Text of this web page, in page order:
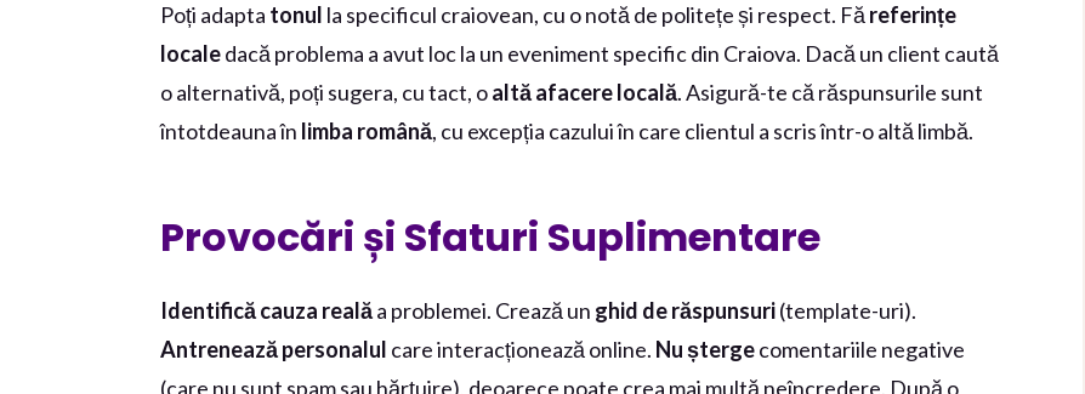
Poți adapta tonul la specificul craiovean, cu o notă de politețe și respect. Făreferințe
localedacă problema a avut loc la un eveniment specific din Craiova. Dacă un client caută
o alternativă, poți sugera, cu tact, oaltă afacere locală. Asigură-te că răspunsurile sunt
întotdeauna în limba română, cu excepția cazului în care clientul a scris într-o altă limbă.
Provocări și Sfaturi Suplimentare
Identifică cauza realăa problemei. Crează un ghid de răspunsuri(template-uri).
Antrenează personalul care interacționează online. Nu ștergecomentariile negative
(care nu sunt spam sau hărțuire), deoarece poate crea mai multă neîncredere. După o